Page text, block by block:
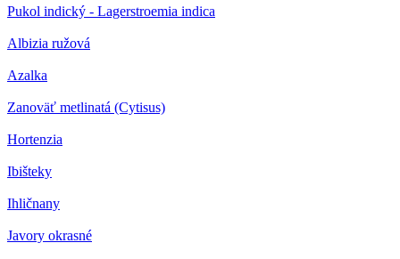
Pukol indický - Lagerstroemia indica
Albizia ružová
Azalka
Zanoväť metlinatá (Cytisus)
Hortenzia
Ibišteky
Ihličnany
Javory okrasné